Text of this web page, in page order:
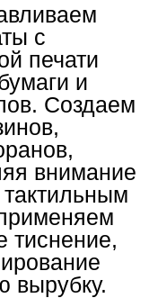
с
печати
и
Создаем
внимание
тиснение,
вырубку.